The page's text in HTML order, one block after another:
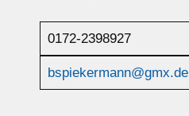
0172-2398927
bspiekermann@gmx.de